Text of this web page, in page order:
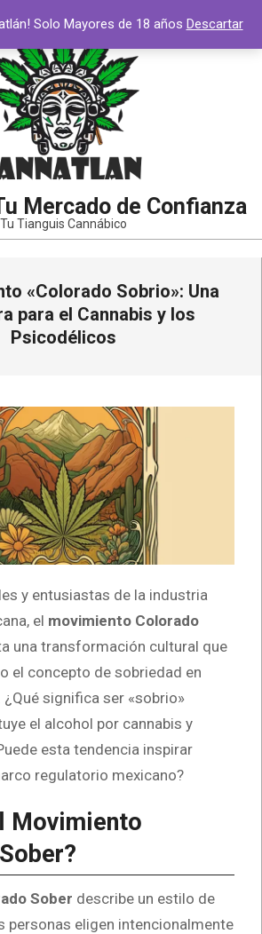
Mercado de Confianza
Tu Tianguis Cannábico
«Colorado Sobrio»: Una
para el Cannabis y los
Psicodélicos
y entusiastas de la industria
el movimiento Colorado
una transformación cultural que
el concepto de sobriedad en
significa ser «sobrio»
el alcohol por cannabis y
esta tendencia inspirar
regulatorio mexicano?
Movimiento
Sober describe un estilo de
personas eligen intencionalmente
Solo Mayores de 18 años Descartar